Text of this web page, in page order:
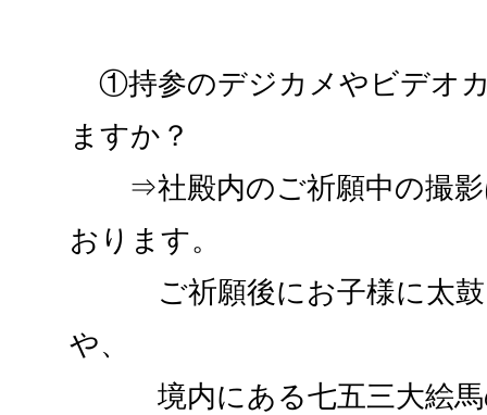
①持参のデジカメやビデオ
ますか？
⇒社殿内のご祈願中の撮影
おります。
ご祈願後にお子様に太鼓
や、
境内にある七五三大絵馬